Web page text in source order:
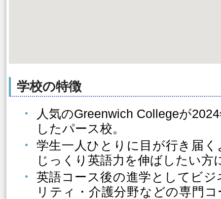
学校の特徴
人気のGreenwich Collegeが
したパース校。
学生一人ひとりに目が行き届
じっくり英語力を伸ばしたい方
英語コース後の進学としてビ
リティ・介護分野などの専門